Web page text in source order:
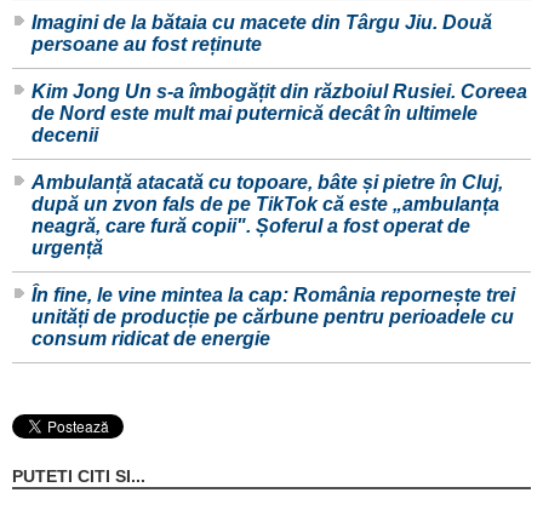
Imagini de la bătaia cu macete din Târgu Jiu. Două
persoane au fost reținute
Kim Jong Un s-a îmbogățit din războiul Rusiei. Coreea
de Nord este mult mai puternică decât în ultimele
decenii
Ambulanță atacată cu topoare, bâte și pietre în Cluj,
după un zvon fals de pe TikTok că este „ambulanța
neagră, care fură copii". Șoferul a fost operat de
urgență
În fine, le vine mintea la cap: România repornește trei
unități de producție pe cărbune pentru perioadele cu
consum ridicat de energie
PUTETI CITI SI...